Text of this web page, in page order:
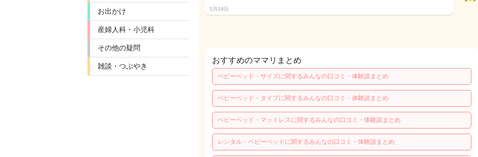
お出かけ
産婦人科・小児科
その他の疑問
雑談・つぶやき
5月19日
おすすめのママリまとめ
ベビーベッド・サイズに関するみんなの口コミ・体験談まとめ
ベビーベッド・タイプに関するみんなの口コミ・体験談まとめ
ベビーベッド・マットレスに関するみんなの口コミ・体験談まとめ
レンタル・ベビーベッドに関するみんなの口コミ・体験談まとめ